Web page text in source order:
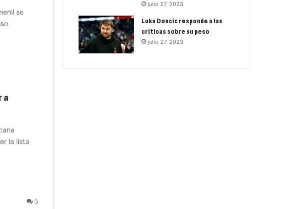
se
a
la lista
0
julio 27, 2023
Luka Doncic responde a las
críticas sobre su peso
julio 27, 2023